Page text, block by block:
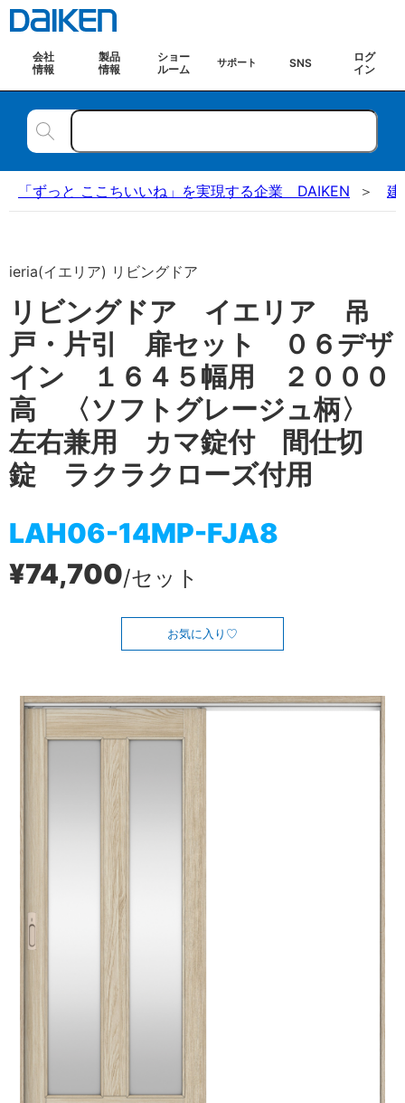
会社
情報
製品
情報
ショー
ルーム
サポート SNS
ログ
イン
「ずっと ここちいいね」を実現する企業 DAIKEN 建
ieria(イエリア) リビングドア
リビングドア イエリア 吊
戸・片引 扉セット ０６デザ
イン １６４５幅用 ２０００
高 〈ソフトグレージュ柄〉
左右兼用 カマ錠付 間仕切
錠 ラクラクローズ付用
LAH06-14MP-FJA8
¥74,700/セット
お気に入り